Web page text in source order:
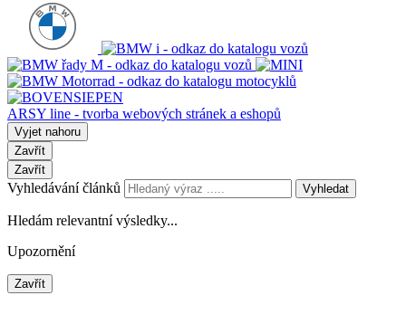
ARSY line - tvorba webových stránek a eshopů
Vyjet nahoru
Zavřít
Zavřít
Vyhledávání článků Vyhledat
Hledám relevantní výsledky...
Upozornění
Zavřít